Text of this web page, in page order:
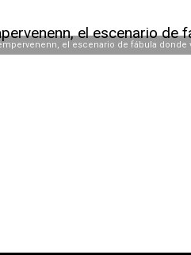
el escenario de fábula donde